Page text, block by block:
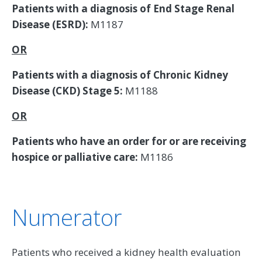
Patients with a diagnosis of End Stage Renal
Disease (ESRD): M1187
OR
Patients with a diagnosis of Chronic Kidney
Disease (CKD) Stage 5: M1188
OR
Patients who have an order for or are receiving
hospice or palliative care: M1186
Numerator
Patients who received a kidney health evaluation